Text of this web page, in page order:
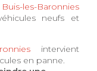
les-Baronnies
neufs et
intervient
en panne.